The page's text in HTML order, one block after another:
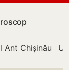
Anticorupție
Chișinău